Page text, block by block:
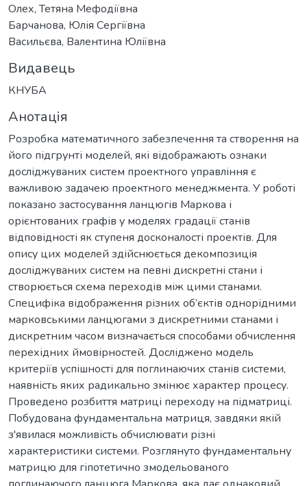
Олех, Тетяна Мефодіївна
Барчанова, Юлія Сергіївна
Васильєва, Валентина Юліївна
Видавець
КНУБА
Анотація
Розробка математичного забезпечення та створення на
його підгрунті моделей, які відображають ознаки
досліджуваних систем проектного управління є
важливою задачею проектного менеджмента. У роботі
показано застосування ланцюгів Маркова і
орієнтованих графів у моделях градації станів
відповідності як ступеня досконалості проектів. Для
опису цих моделей здійснюється декомпозиція
досліджуваних систем на певні дискретні стани і
створюється схема переходів між цими станами.
Специфіка відображення різних об’єктів однорідними
марковськими ланцюгами з дискретними станами і
дискретним часом визначається способами обчислення
перехідних ймовірностей. Досліджено модель
критеріїв успішності для поглинаючих станів системи,
наявність яких радикально змінює характер процесу.
Проведено розбиття матриці переходу на підматриці.
Побудована фундаментальна матриця, завдяки якій
з'явилася можливість обчислювати різні
характеристики системи. Розглянуто фундаментальну
матрицю для гіпотетично змодельованого